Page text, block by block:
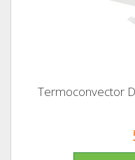
Termoconvector